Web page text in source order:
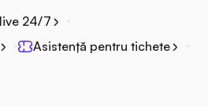
24/7
Asistență pentru tichete